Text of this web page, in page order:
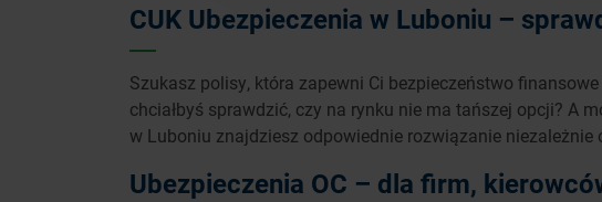
CUK Ubezpieczenia w Luboniu –
Szukasz polisy, która zapewni Ci bezpieczeństwo
chciałbyś sprawdzić, czy na rynku nie ma tańszej opcji? A
w Luboniu znajdziesz odpowiednie rozwiązanie
Ubezpieczenia OC – dla firm,